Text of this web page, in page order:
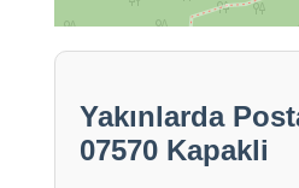
Yakınlarda
07570 Kapakli